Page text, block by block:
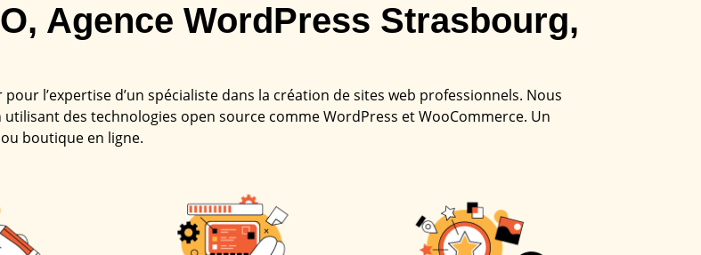
Agence WordPress Strasbourg,
l’expertise d’un spécialiste dans la création de sites web professionnels. Nous
des technologies open source comme WordPress et WooCommerce. Un
boutique en ligne.